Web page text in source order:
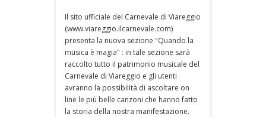
Il sito ufficiale del Carnevale di Viareggio
(www.viareggio.ilcarnevale.com)
presenta la nuova sezione "Quando la
musica è magia" : in tale sezione sarà
raccolto tutto il patrimonio musicale del
Carnevale di Viareggio e gli utenti
avranno la possibilità di ascoltare on
line le più belle canzoni che hanno fatto
la storia della nostra manifestazione.